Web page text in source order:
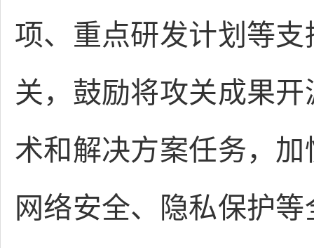
项、重点研发计划等
关，鼓励将攻关成果
术和解决方案任务，
网络安全、隐私保护等